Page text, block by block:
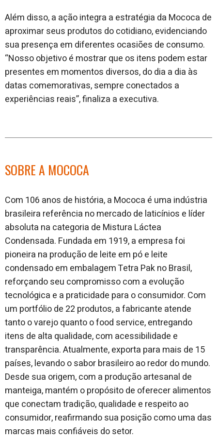
Além disso, a ação integra a estratégia da Mococa de
aproximar seus produtos do cotidiano, evidenciando
sua presença em diferentes ocasiões de consumo.
“Nosso objetivo é mostrar que os itens podem estar
presentes em momentos diversos, do dia a dia às
datas comemorativas, sempre conectados a
experiências reais”, finaliza a executiva.
SOBRE A MOCOCA
Com 106 anos de história, a Mococa é uma indústria
brasileira referência no mercado de laticínios e líder
absoluta na categoria de Mistura Láctea
Condensada. Fundada em 1919, a empresa foi
pioneira na produção de leite em pó e leite
condensado em embalagem Tetra Pak no Brasil,
reforçando seu compromisso com a evolução
tecnológica e a praticidade para o consumidor. Com
um portfólio de 22 produtos, a fabricante atende
tanto o varejo quanto o food service, entregando
itens de alta qualidade, com acessibilidade e
transparência. Atualmente, exporta para mais de 15
países, levando o sabor brasileiro ao redor do mundo.
Desde sua origem, com a produção artesanal de
manteiga, mantém o propósito de oferecer alimentos
que conectam tradição, qualidade e respeito ao
consumidor, reafirmando sua posição como uma das
marcas mais confiáveis do setor.